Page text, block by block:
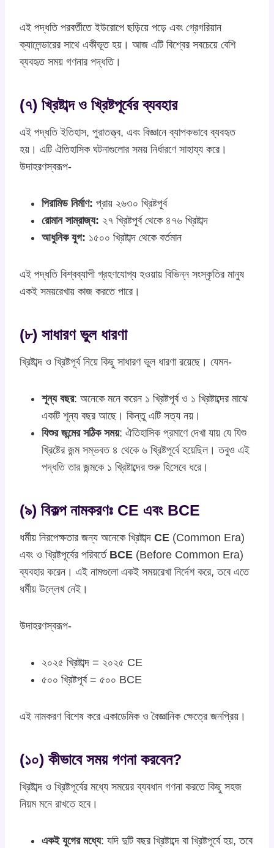
এই পদ্ধতি পরবর্তীতে ইউরোপে ছড়িয়ে পড়ে এবং গ্রেগরিয়ান
ক্যালেন্ডারের সাথে একীভূত হয়। আজ এটি বিশ্বের সবচেয়ে বেশি
ব্যবহৃত সময় গণনার পদ্ধতি।
(৭) খ্রিষ্টাব্দ ও খ্রিষ্টপূর্বের ব্যবহার
এই পদ্ধতি ইতিহাস, পুরাতত্ত্ব, এবং বিজ্ঞানে ব্যাপকভাবে ব্যবহৃত
হয়। এটি ঐতিহাসিক ঘটনাগুলোর সময় নির্ধারণে সাহায্য করে।
উদাহরণস্বরূপ-
পিরামিড নির্মাণ: প্রায় ২৬৩০ খ্রিষ্টপূর্ব
রোমান সাম্রাজ্য: ২৭ খ্রিষ্টপূর্ব থেকে ৪৭৬ খ্রিষ্টাব্দ
আধুনিক যুগ: ১৫০০ খ্রিষ্টাব্দ থেকে বর্তমান
এই পদ্ধতি বিশ্বব্যাপী গ্রহণযোগ্য হওয়ায় বিভিন্ন সংস্কৃতির মানুষ
একই সময়রেখায় কাজ করতে পারে।
(৮) সাধারণ ভুল ধারণা
খ্রিষ্টাব্দ ও খ্রিষ্টপূর্ব নিয়ে কিছু সাধারণ ভুল ধারণা রয়েছে। যেমন-
শূন্য বছর: অনেকে মনে করেন ১ খ্রিষ্টপূর্ব ও ১ খ্রিষ্টাব্দের মাঝে
একটি শূন্য বছর আছে। কিন্তু এটি সত্য নয়।
যিশুর জন্মের সঠিক সময়: ঐতিহাসিক প্রমাণে দেখা যায় যে যিশু
খ্রিষ্টের জন্ম সম্ভবত ৪ থেকে ৬ খ্রিষ্টপূর্বে হয়েছিল। তবুও এই
পদ্ধতি তার জন্মকে ১ খ্রিষ্টাব্দের শুরু হিসেবে ধরে।
(৯) বিকল্প নামকরণঃ CE এবং BCE
ধর্মীয় নিরপেক্ষতার জন্য অনেকে খ্রিষ্টাব্দ CE (Common Era)
এবং ও খ্রিষ্টপূর্বের পরিবর্তে BCE (Before Common Era)
ব্যবহার করেন। এই নামগুলো একই সময়রেখা নির্দেশ করে, তবে এতে
ধর্মীয় উল্লেখ নেই।
উদাহরণস্বরূপ-
২০২৫ খ্রিষ্টাব্দ = ২০২৫ CE
৫০০ খ্রিষ্টপূর্ব = ৫০০ BCE
এই নামকরণ বিশেষ করে একাডেমিক ও বৈজ্ঞানিক ক্ষেত্রে জনপ্রিয়।
(১০) কীভাবে সময় গণনা করবেন?
খ্রিষ্টাব্দ ও খ্রিষ্টপূর্বের মধ্যে সময়ের ব্যবধান গণনা করতে কিছু সহজ
নিয়ম মনে রাখতে হবে।
একই যুগের মধ্যে: যদি দুটি বছর খ্রিষ্টাব্দে বা খ্রিষ্টপূর্বে হয়, তবে